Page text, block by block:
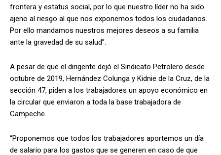
frontera y estatus social, por lo que nuestro líder no ha sido
ajeno al riesgo al que nos exponemos todos los ciudadanos.
Por ello mandamos nuestros mejores deseos a su familia
ante la gravedad de su salud”.
A pesar de que el dirigente dejó el Sindicato Petrolero desde
octubre de 2019, Hernández Colunga y Kidnie de la Cruz, de la
sección 47, piden a los trabajadores un apoyo económico en
la circular que enviaron a toda la base trabajadora de
Campeche.
“Proponemos que todos los trabajadores aportemos un día
de salario para los gastos que se generen en caso de que